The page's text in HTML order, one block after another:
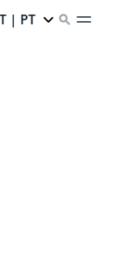
| PT